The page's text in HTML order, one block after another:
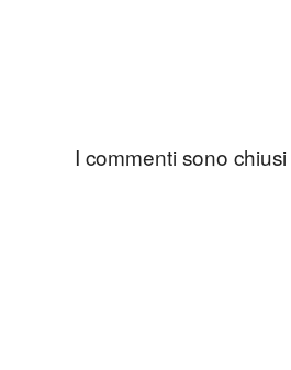
I commenti sono chiusi